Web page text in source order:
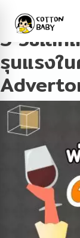
Tag:คว
5 วิธีเลิก
รุนแรงใ